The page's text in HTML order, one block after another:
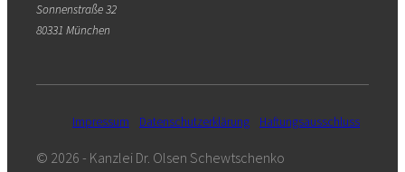
Sonnenstraße 32
80331 München
Impressum Datenschutzerklärung Haftungsausschluss
© 2026 - Kanzlei Dr. Olsen Schewtschenko